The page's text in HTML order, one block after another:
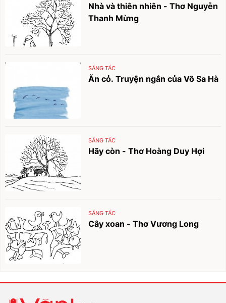
Nhà và thiên nhiên - Thơ Nguyễn
Thanh Mừng
SÁNG TÁC
Ăn cỏ. Truyện ngắn của Võ Sa Hà
SÁNG TÁC
Hãy còn - Thơ Hoàng Duy Hợi
SÁNG TÁC
Cây xoan - Thơ Vương Long